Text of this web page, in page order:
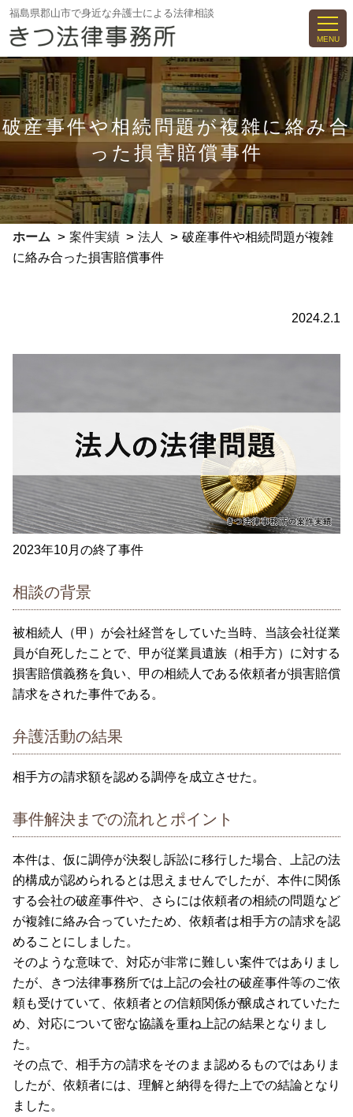
コ
ン
へ
ス
プ
福島県郡山市で身近な弁護士による法律相談
MENU
破産事件や相続問題が複雑に絡み合
った損害賠償事件
ホーム > 案件実績 > 法人 > 破産事件や相続問題が複雑
に絡み合った損害賠償事件
2024.2.1
2023年10月の終了事件
相談の背景
被相続人（甲）が会社経営をしていた当時、当該会社従業
員が自死したことで、甲が従業員遺族（相手方）に対する
損害賠償義務を負い、甲の相続人である依頼者が損害賠償
請求をされた事件である。
弁護活動の結果
相手方の請求額を認める調停を成立させた。
事件解決までの流れとポイント
本件は、仮に調停が決裂し訴訟に移行した場合、上記の法
的構成が認められるとは思えませんでしたが、本件に関係
する会社の破産事件や、さらには依頼者の相続の問題など
が複雑に絡み合っていたため、依頼者は相手方の請求を認
めることにしました。
そのような意味で、対応が非常に難しい案件ではありまし
たが、きつ法律事務所では上記の会社の破産事件等のご依
頼も受けていて、依頼者との信頼関係が醸成されていたた
め、対応について密な協議を重ね上記の結果となりまし
た。
その点で、相手方の請求をそのまま認めるものではありま
したが、依頼者には、理解と納得を得た上での結論となり
ました。